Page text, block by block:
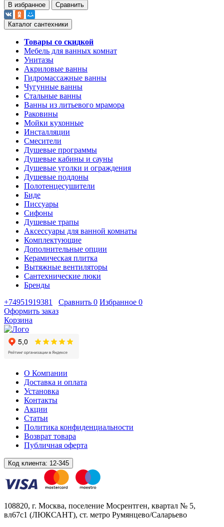
В избранное Сравнить
Каталог сантехники
Товары со скидкой
Мебель для ванных комнат
Унитазы
Акриловые ванны
Гидромассажные ванны
Чугунные ванны
Стальные ванны
Ванны из литьевого мрамора
Раковины
Мойки кухонные
Инсталляции
Смесители
Душевые программы
Душевые кабины и сауны
Душевые уголки и ограждения
Душевые поддоны
Полотенцесушители
Биде
Писсуары
Сифоны
Душевые трапы
Аксессуары для ванной комнаты
Комплектующие
Дополнительные опции
Керамическая плитка
Вытяжные вентиляторы
Сантехнические люки
Бренды
+74951919381
Сравнить 0 Избранное 0
Оформить заказ
Корзина
О Компании
Доставка и оплата
Установка
Контакты
Акции
Статьи
Политика конфиденциальности
Возврат товара
Публичная оферта
Код клиента: 12-345
108820, г. Москва, поселение Мосрентген, квартал № 5,
вл67с1 (ЛЮКСАНТ), ст. метро Румянцево/Саларьево